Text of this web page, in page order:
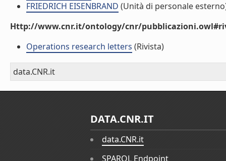
FRIEDRICH EISENBRAND (Unità di personale
Http://www.cnr.it/ontology/cnr/
Operations research letters (Rivista)
data.CNR.it
DATA.CNR.IT
data.CNR.it
SPARQL Endpoint